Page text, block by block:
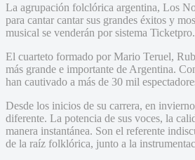
La agrupación folclórica argentina, Los
para cantar cantar sus grandes éxitos y
musical se venderán por sistema
El cuarteto formado por Mario Teruel,
más grande e importante de Argentina.
han cautivado a más de 30 mil
Desde los inicios de su carrera, en
diferente. La potencia de sus voces, la
manera instantánea. Son el referente
de la raíz folklórica, junto a la